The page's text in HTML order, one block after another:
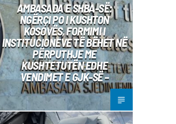
AMBASADA E SHBA-SË:
NGËRÇI PO I KUSHTON
KOSOVËS, FORMIMI I
INSTITUCIONEVE TË BËHET NË
PËRPUTHJE ME
KUSHTETUTËN EDHE
VENDIMET E GJK-SË –